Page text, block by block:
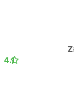
4.1